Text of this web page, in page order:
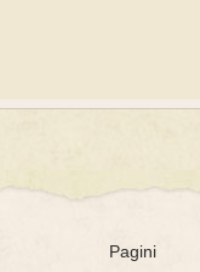
Pagini